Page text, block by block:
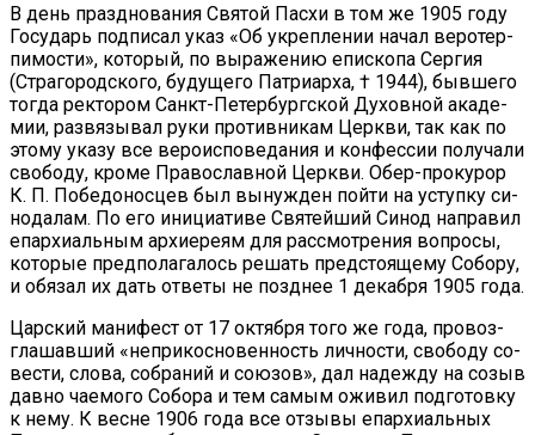
В день празд­но­ва­ния Свя­той Пас­хи в том же 1905 го­ду
Го­су­дарь под­пи­сал указ «Об укреп­ле­нии на­чал ве­ро­тер­
пи­мо­сти», ко­то­рый, по вы­ра­же­нию епи­ско­па Сер­гия
(Стра­го­род­ско­го, бу­ду­ще­го Пат­ри­ар­ха, † 1944), быв­ше­го
то­гда рек­то­ром Санкт-Пе­тер­бург­ской Ду­хов­ной ака­де­
мии, раз­вя­зы­вал ру­ки про­тив­ни­кам Церк­ви, так как по
это­му ука­зу все ве­ро­ис­по­ве­да­ния и кон­фес­сии по­лу­ча­ли
сво­бо­ду, кро­ме Пра­во­слав­ной Церк­ви. Обер-про­ку­рор
К. П. По­бе­до­нос­цев был вы­нуж­ден пой­ти на уступ­ку си­
но­да­лам. По его ини­ци­а­ти­ве Свя­тей­ший Си­нод на­пра­вил
епар­хи­аль­ным ар­хи­ере­ям для рас­смот­ре­ния во­про­сы,
ко­то­рые пред­по­ла­га­лось ре­шать пред­сто­я­ще­му Со­бо­ру,
и обя­зал их дать от­ве­ты не позд­нее 1 де­каб­ря 1905 го­да.
Цар­ский ма­ни­фест от 17 ок­тяб­ря то­го же го­да, про­воз­
гла­шав­ший «непри­кос­но­вен­ность лич­но­сти, сво­бо­ду со­
ве­сти, сло­ва, со­бра­ний и со­ю­зов», дал на­деж­ду на со­зыв
дав­но ча­е­мо­го Со­бо­ра и тем са­мым ожи­вил под­го­тов­ку
к нему. К весне 1906 го­да все от­зы­вы епар­хи­аль­ных